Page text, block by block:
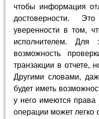
чтобы информация
достоверности.
уверенности в том,
исполнителем. Для
возможность
транзакции в отчете,
Другими словами,
будет иметь
у него имеются права
операции может легко